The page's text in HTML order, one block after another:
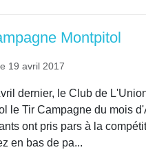
Montpitol
19 avril 2017
dernier, le Club de
le Tir Campagne du mois
ont pris pars à la
en bas de pa...